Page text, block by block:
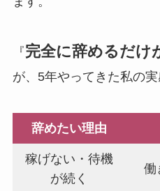
『完全に辞めるだけ
が、5年やってきた私の実
辞めたい理由
稼げない・待機
が続く
働